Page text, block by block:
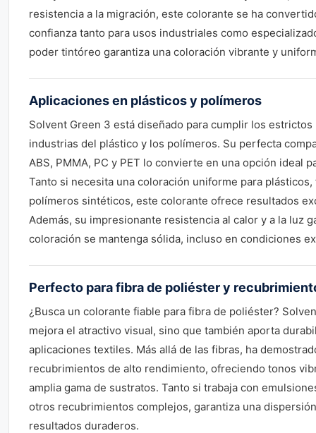
resistencia a la migración, este colorante se ha
confianza tanto para usos industriales como
poder tintóreo garantiza una coloración vibrante y
Aplicaciones en plásticos y polímeros
Solvent Green 3 está diseñado para cumplir los
industrias del plástico y los polímeros. Su perfecta
ABS, PMMA, PC y PET lo convierte en una opción ideal
Tanto si necesita una coloración uniforme para
polímeros sintéticos, este colorante ofrece resultados
Además, su impresionante resistencia al calor y a la luz
coloración se mantenga sólida, incluso en condiciones
Perfecto para fibra de poliéster y
¿Busca un colorante fiable para fibra de poliéster?
mejora el atractivo visual, sino que también aporta
aplicaciones textiles. Más allá de las fibras, ha
recubrimientos de alto rendimiento, ofreciendo tonos
amplia gama de sustratos. Tanto si trabaja con
otros recubrimientos complejos, garantiza una
resultados duraderos.